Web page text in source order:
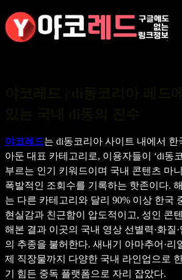
콘
텐
츠
야코레드는 di동코리아 사이트 내에서 한
아둔 대표 카테고리로, 이용자들이 ‘di동
부르는 인기 키워드이며 국내 콘텐츠 마
폭발적인 조회수를 기록하는 핫존이다.
는 다른 카테고리와 달리 90% 이상 한국
현실감과 친근함이 압도적이고, 성인 콘
해본 결과 이곳의 국내 영상 선별력·화질
의 추종을 불허한다. 새내기 아마추어·리
제 직장물까지 다양한 국내 라인업으로
기 힘든 중독 플랫폼으로 자리 잡았다.